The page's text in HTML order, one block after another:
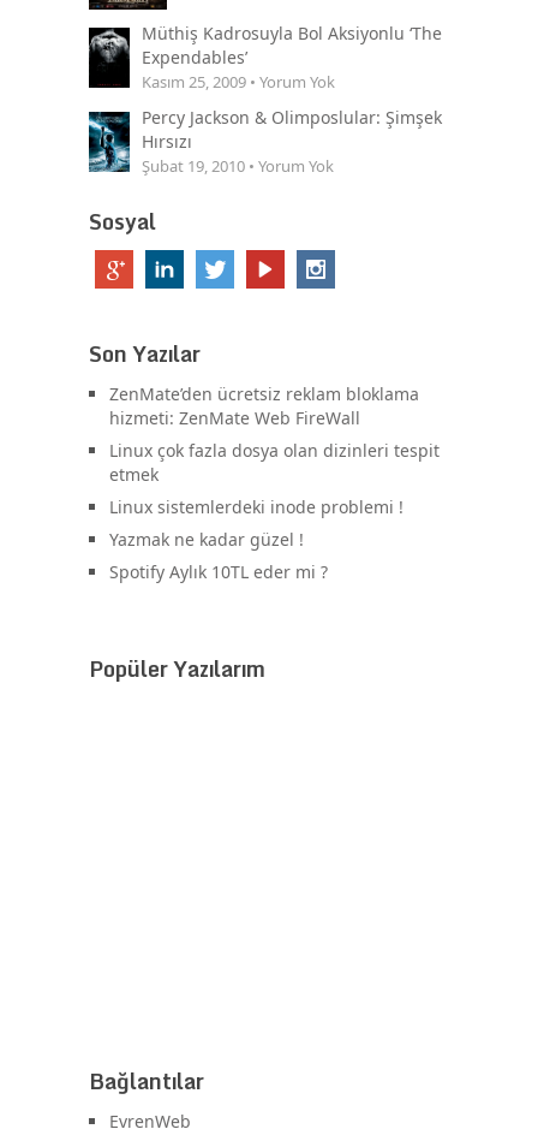
Müthiş Kadrosuyla Bol Aksiyonlu ‘The
Expendables’
Kasım 25, 2009 • Yorum Yok
Percy Jackson & Olimposlular: Şimşek
Hırsızı
Şubat 19, 2010 • Yorum Yok
Sosyal
Son Yazılar
ZenMate’den ücretsiz reklam bloklama
hizmeti: ZenMate Web FireWall
Linux çok fazla dosya olan dizinleri tespit
etmek
Linux sistemlerdeki inode problemi !
Yazmak ne kadar güzel !
Spotify Aylık 10TL eder mi ?
Popüler Yazılarım
Bağlantılar
EvrenWeb